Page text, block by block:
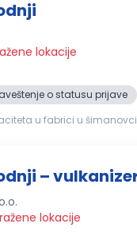
lokacije
o statusu prijave
u fabrici u
–
lokacije